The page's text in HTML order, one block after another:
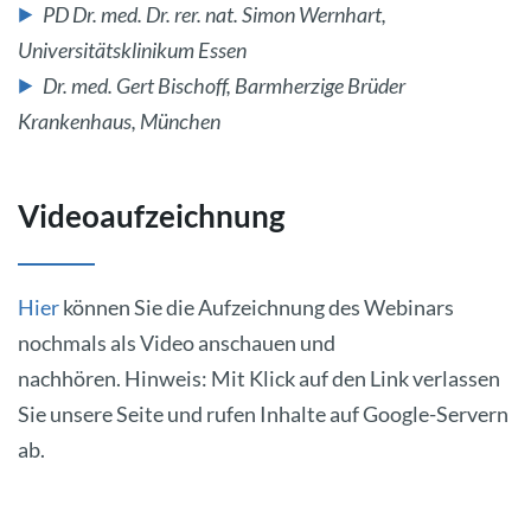
PD Dr. med. Dr. rer. nat. Simon Wernhart,
Universitätsklinikum Essen
Dr. med. Gert Bischoff, Barmherzige Brüder
Krankenhaus, München
Videoaufzeichnung
Hierkönnen Sie die Aufzeichnung des Webinars
nochmals als Video anschauen und
nachhören. Hinweis: Mit Klick auf den Link verlassen
Sie unsere Seite und rufen Inhalte auf Google-Servern
ab.